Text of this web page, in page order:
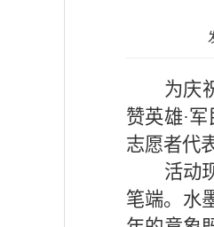
为庆
赞英雄·军
志愿者代
活动
笔端。水